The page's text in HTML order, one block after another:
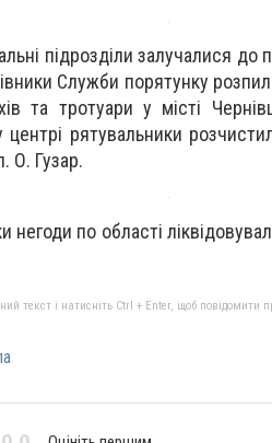
підрозділи залучалися до
Служби порятунку
та тротуари у місті
рятувальники
О. Гузар.
по області
текст і натисніть Ctrl + Enter, щоб повідомити